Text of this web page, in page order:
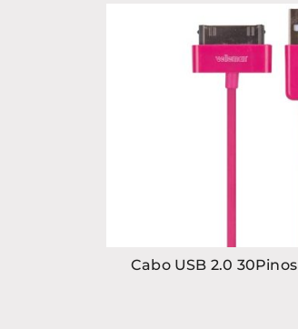
Cabo USB 2.0